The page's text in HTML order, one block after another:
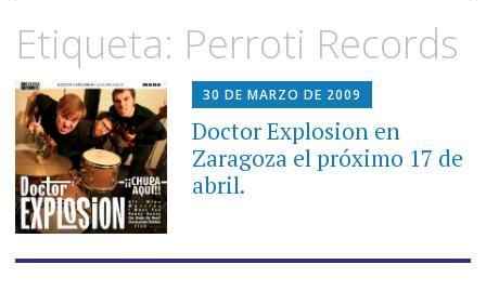
al
contenido
Etiqueta: Perroti Records
30 DE MARZO DE 2009
Doctor Explosion en
Zaragoza el próximo 17 de
abril.